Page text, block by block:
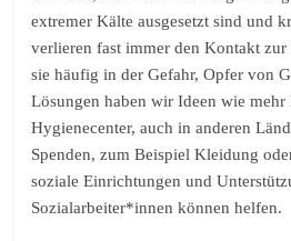
extremer Kälte ausgesetzt sind und
verlieren fast immer den Kontakt
sie häufig in der Gefahr, Opfer von
Lösungen haben wir Ideen wie mehr
Hygienecenter, auch in anderen
Spenden, zum Beispiel Kleidung
soziale Einrichtungen und
Sozialarbeiter*innen können helfen.